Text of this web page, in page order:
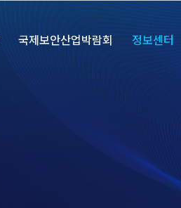
국제보안산업박람회 정보센터